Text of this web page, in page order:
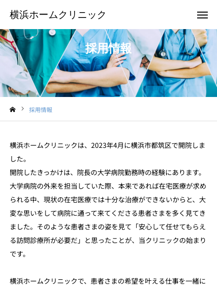
横浜ホームクリニック
採用情報
採用情報
横浜ホームクリニックは、2023年4月に横浜市都筑区で開院しま
した。
開院したきっかけは、院長の大学病院勤務時の経験にあります。
大学病院の外来を担当していた際、本来であれば在宅医療が求め
られる中、現状の在宅医療では十分な治療ができないからと、大
変な思いをして病院に通って来てくださる患者さまを多く見てき
ました。そのような患者さまの姿を見て「安心して任せてもらえ
る訪問診療所が必要だ」と思ったことが、当クリニックの始まり
です。
横浜ホームクリニックで、患者さまの希望を叶える仕事を一緒に
横浜ホームクリニック
お電話 メール
クリニックTwitter
横浜ホームクリニックについて
患者様のご紹介
お申込み
お問合せ
よくあるご質問
患者さまの声
採用情報